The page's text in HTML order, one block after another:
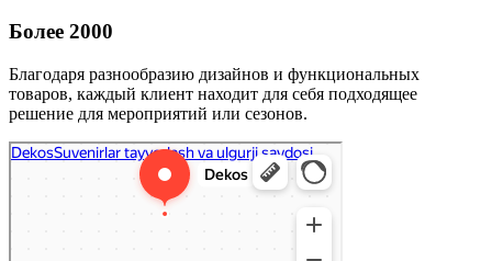
Более 2000
Благодаря разнообразию дизайнов и функциональных
товаров, каждый клиент находит для себя подходящее
решение для мероприятий или сезонов.